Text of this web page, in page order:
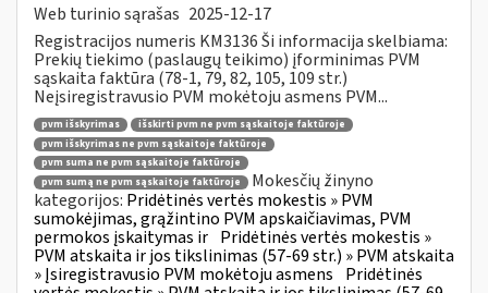
Web turinio sąrašas 2025-12-17
Registracijos numeris KM3136 Ši informacija skelbiama:
Prekių tiekimo (paslaugų teikimo) įforminimas PVM
sąskaita faktūra (78-1, 79, 82, 105, 109 str.)
Neįsiregistravusio PVM mokėtoju asmens PVM...
pvm išskyrimas
išskirti pvm ne pvm sąskaitoje faktūroje
pvm išskyrimas ne pvm sąskaitoje faktūroje
pvm suma ne pvm sąskaitoje faktūroje
pvm sumą ne pvm sąskaitoje faktūroje
Mokesčių žinyno
kategorijos: Pridėtinės vertės mokestis » PVM
sumokėjimas, grąžintino PVM apskaičiavimas, PVM
permokos įskaitymas ir Pridėtinės vertės mokestis »
PVM atskaita ir jos tikslinimas (57-69 str.) » PVM atskaita
» Įsiregistravusio PVM mokėtoju asmens Pridėtinės